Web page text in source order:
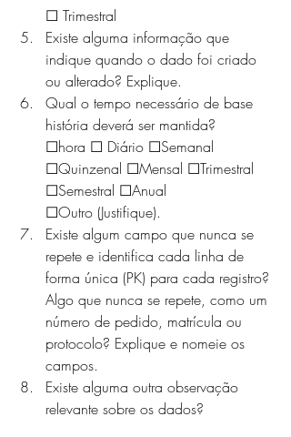
☐ Trimestral
Existe alguma informação que
indique quando o dado foi criado
ou alterado? Explique.
Qual o tempo necessário de base
história deverá ser mantida?
☐hora ☐ Diário ☐Semanal
☐Quinzenal ☐Mensal ☐Trimestral
☐Semestral ☐Anual
☐Outro (Justifique).
Existe algum campo que nunca se
repete e identifica cada linha de
forma única (PK) para cada registro?
Algo que nunca se repete, como um
número de pedido, matrícula ou
protocolo? Explique e nomeie os
campos.
Existe alguma outra observação
relevante sobre os dados?